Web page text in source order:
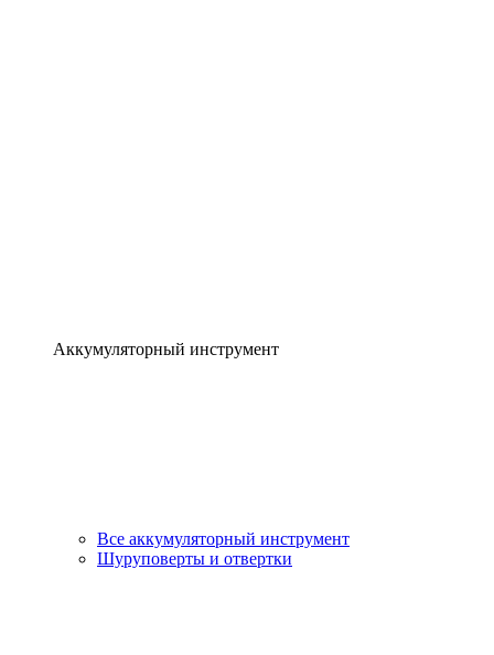
Аккумуляторный инструмент
Все аккумуляторный инструмент
Шуруповерты и отвертки